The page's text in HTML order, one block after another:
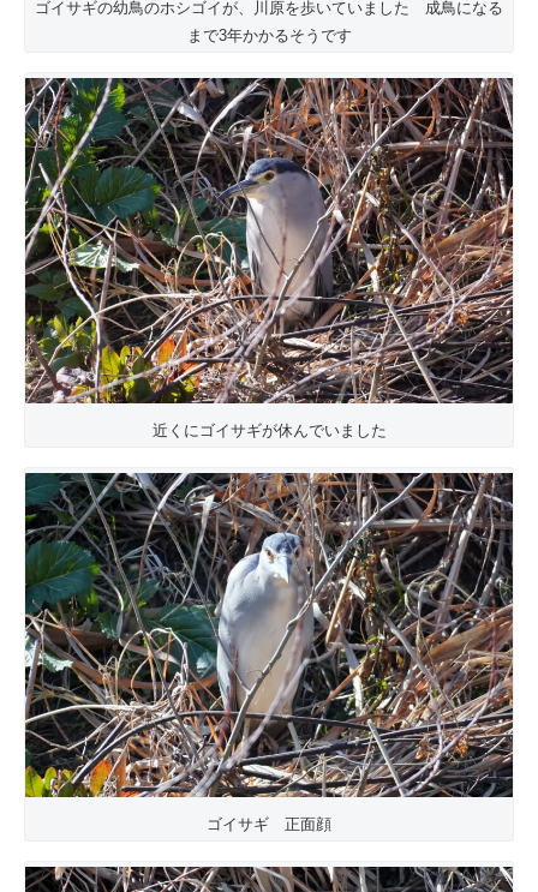
ゴイサギの幼鳥のホシゴイが、川原を歩いていました 成鳥になる
まで3年かかるそうです
近くにゴイサギが休んでいました
ゴイサギ 正面顔